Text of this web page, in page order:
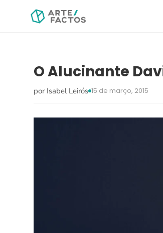
O Alucinante
por Isabel Leirós 15 de março, 2015